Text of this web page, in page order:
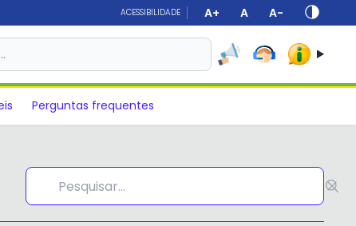
ACESSIBILIDADE A+ A A-
Perguntas frequentes